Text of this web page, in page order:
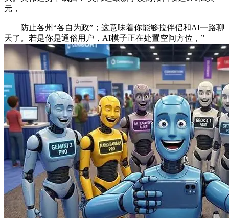
元，
防止各州“各自为政”；这意味着你能够拉伴侣和AI一路聊
天了。若是你是通俗用户，AI模子正在处置空间方位，”